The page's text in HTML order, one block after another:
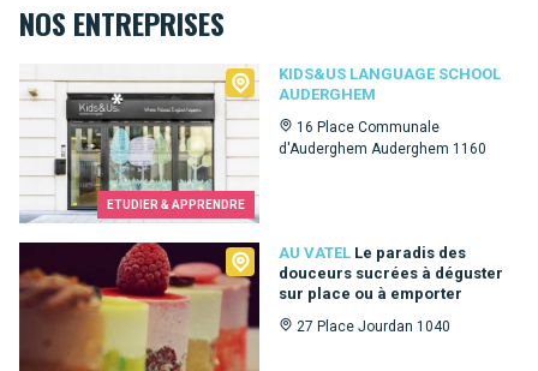
NOS ENTREPRISES
ETUDIER & APPRENDRE
KIDS&US LANGUAGE SCHOOL
AUDERGHEM
16 Place Communale
d'Auderghem Auderghem 1160
Kids&Us language school Auderghem
AU VATEL Le paradis des
douceurs sucrées à déguster
sur place ou à emporter
27 Place Jourdan 1040